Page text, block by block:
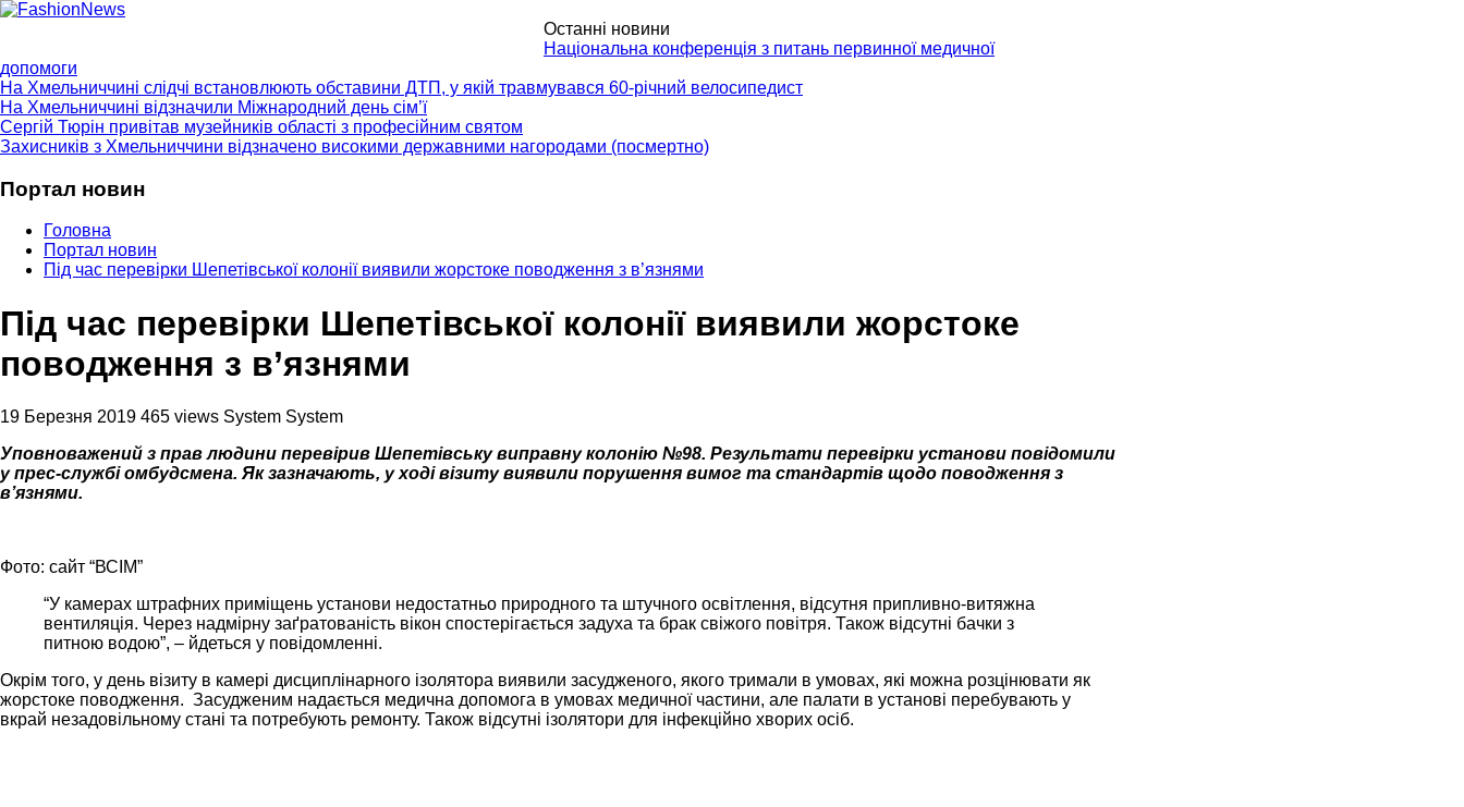
Останні новини
Національна конференція з питань первинної медичної
допомоги
На Хмельниччині слідчі встановлюють обставини ДТП, у якій травмувався 60-річний велосипедист
На Хмельниччині відзначили Міжнародний день сім’ї
Сергій Тюрін привітав музейників області з професійним святом
Захисників з Хмельниччини відзначено високими державними нагородами (посмертно)
Портал новин
Головна
Портал новин
Під час перевірки Шепетівської колонії виявили жорстоке поводження з в’язнями
Під час перевірки Шепетівської колонії виявили жорстоке
поводження з в’язнями
19 Березня 2019 465 views System System
Уповноважений з прав людини перевірив Шепетівську виправну колонію №98. Результати перевірки установи повідомили
у прес-службі омбудсмена. Як зазначають, у ході візиту виявили порушення вимог та стандартів щодо поводження з
в’язнями.
Фото: сайт “ВСІМ”
“У камерах штрафних приміщень установи недостатньо природного та штучного освітлення, відсутня припливно-витяжна
вентиляція. Через надмірну заґратованість вікон спостерігається задуха та брак свіжого повітря. Також відсутні бачки з
питною водою”, – йдеться у повідомленні.
Окрім того, у день візиту в камері дисциплінарного ізолятора виявили засудженого, якого тримали в умовах, які можна розцінювати як
жорстоке поводження. Засудженим надається медична допомога в умовах медичної частини, але палати в установі перебувають у
вкрай незадовільному стані та потребують ремонту. Також відсутні ізолятори для інфекційно хворих осіб.